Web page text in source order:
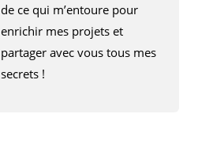
de ce qui m’entoure pour
enrichir mes projets et
partager avec vous tous mes
secrets !